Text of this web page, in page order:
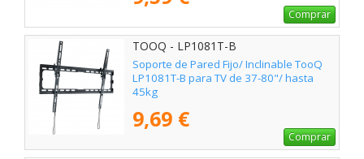
Comprar
TOOQ - LP1081T-B
Soporte de Pared Fijo/ Inclinable TooQ
LP1081T-B para TV de 37-80"/ hasta
45kg
9,69 €
Comprar